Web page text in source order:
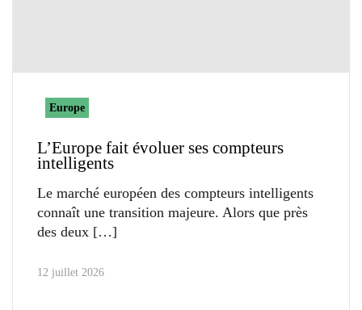
Europe
L’Europe fait évoluer ses compteurs
intelligents
Le marché européen des compteurs intelligents
connaît une transition majeure. Alors que près
des deux
12 juillet 2026